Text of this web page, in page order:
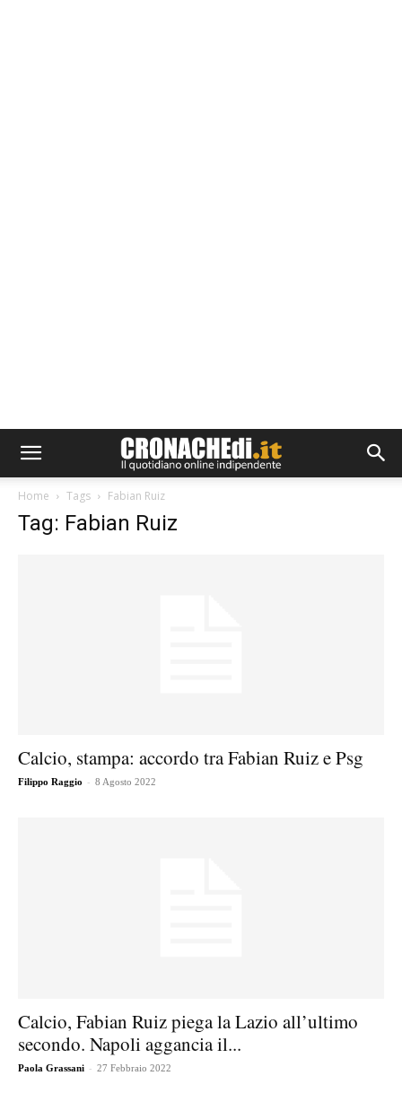
Home Tags Fabian Ruiz
Tag: Fabian Ruiz
Calcio, stampa: accordo tra Fabian Ruiz e Psg
Filippo Raggio - 8 Agosto 2022
Calcio, Fabian Ruiz piega la Lazio all’ultimo
secondo. Napoli aggancia il...
Paola Grassani - 27 Febbraio 2022